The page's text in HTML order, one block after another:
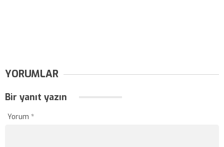
YORUMLAR
Bir yanıt yazın
Yorum *